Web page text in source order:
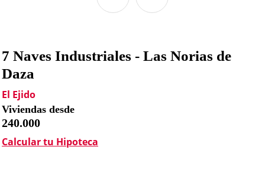
7 Naves Industriales - Las Norias de
Daza
El Ejido
Viviendas desde
240.000
Calcular tu Hipoteca